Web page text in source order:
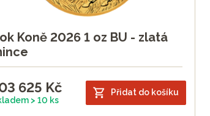
Koně 2026 1 oz BU - zlatá
625 Kč
> 10 ks
Přidat do košíku